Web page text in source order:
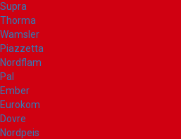
Supra
Thorma
Wamsler
Piazzetta
Nordflam
Pal
Ember
Eurokom
Dovre
Nordpeis